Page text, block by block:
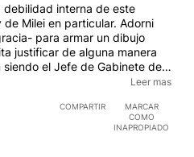
interna de este
Milei en particular. Adorni
para armar un dibujo
justificar de alguna manera
el Jefe de Gabinete de
-un tipo con poder, por lo
ninguno de los genios de las
como Sturze y el Toto -
Leer mas
COMPARTIR
MARCAR
COMO
INAPROPIADO